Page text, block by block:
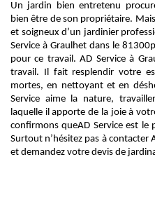
Un jardin bien entretenu
bien être de son propriétaire.
et soigneux d’un jardinier
Service à Graulhet dans le
pour ce travail. AD Service à
travail. Il fait resplendir votre
mortes, en nettoyant et en
Service aime la nature,
laquelle il apporte de la joie à
confirmons queAD Service est le
Surtout n’hésitez pas à contacter
et demandez votre devis de